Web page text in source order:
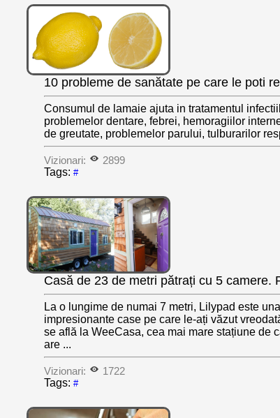
10 probleme de sanătate pe care le poti
Consumul de lamaie ajuta in tratamentul
problemelor dentare, febrei, hemoragiilor
de greutate, problemelor parului, tulburarilor
Vizionari: 2899
Tags:#
Casă de 23 de metri pătrați cu 5 camere.
La o lungime de numai 7 metri, Lilypad este
impresionante case pe care le-ați văzut
se află la WeeCasa, cea mai mare stațiune de
are ...
Vizionari: 1722
Tags:#